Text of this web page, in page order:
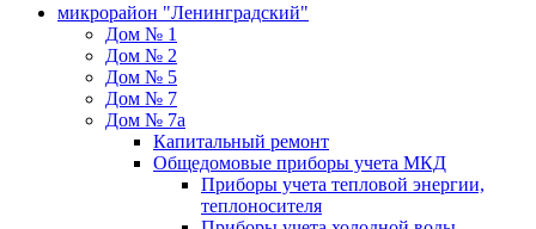
микрорайон "Ленинградский"
Дом № 1
Дом № 2
Дом № 5
Дом № 7
Дом № 7а
Капитальный ремонт
Общедомовые приборы учета МКД
Приборы учета тепловой энергии,
теплоносителя